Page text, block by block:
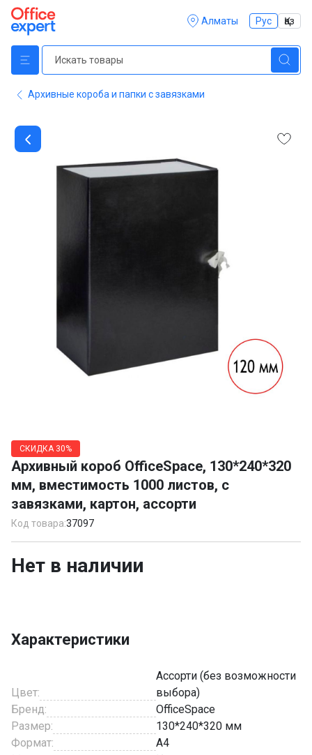
Алматы Рус Қаз
Архивные короба и папки с завязками
of
1
СКИДКА 30%
Архивный короб OfficeSpace, 130*240*320
мм, вместимость 1000 листов, с
завязками, картон, ассорти
Код товара:37097
Нет в наличии
Характеристики
Цвет:
Ассорти (без возможности
выбора)
Бренд:
OfficeSpace
Размер:
130*240*320 мм
Формат:
A4